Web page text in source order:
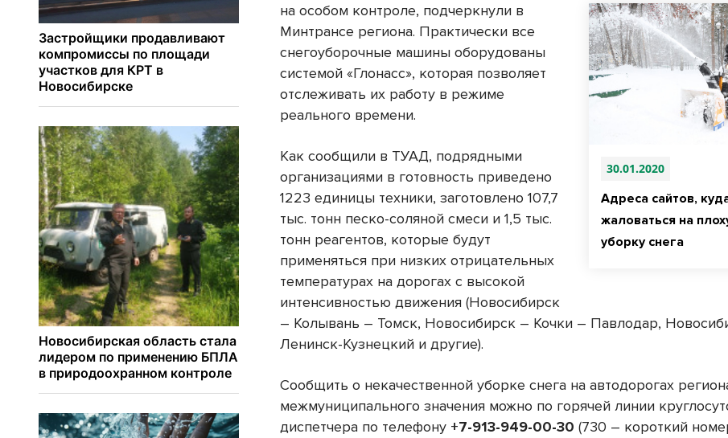
30.01.2020
Адреса сайтов,
жаловаться на
уборку снега
на особом контроле, подчеркнули в
Минтрансе региона. Практически все
снегоуборочные машины оборудованы
системой «Глонасс», которая позволяет
отслеживать их работу в режиме
реального времени.
Как сообщили в ТУАД, подрядными
организациями в готовность приведено
1223 единицы техники, заготовлено 107,7
тыс. тонн песко-соляной смеси и 1,5 тыс.
тонн реагентов, которые будут
применяться при низких отрицательных
температурах на дорогах с высокой
интенсивностью движения (Новосибирск
– Колывань – Томск, Новосибирск – Кочки – Павлодар,
Ленинск-Кузнецкий и другие).
Сообщить о некачественной уборке снега на автодорогах
межмуниципального значения можно по горячей линии
диспетчера по телефону +7-913-949-00-30 (730 – короткий